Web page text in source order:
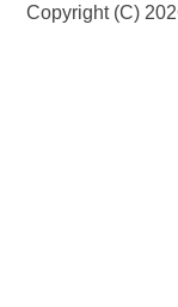
Copyright (C)